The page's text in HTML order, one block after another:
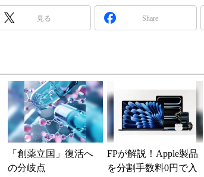
見る Share
「創薬立国」復活へ
の分岐点
FPが解説！Apple製品
を分割手数料0円で入